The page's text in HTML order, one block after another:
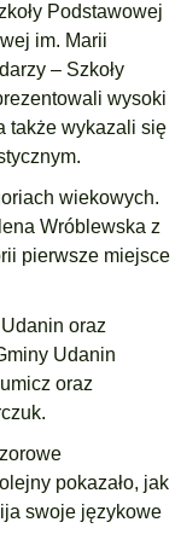
Podstawowej
im. Marii
– Szkoły
wysoki
także wykazali się
wiekowych.
Wróblewska z
pierwsze miejsce
oraz
Udanin
oraz
pokazało, jak
swoje językowe